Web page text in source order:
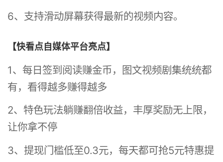
6、支持滑动屏幕获得最新的视频内容。
【快看点自媒体平台亮点】
1、每日签到阅读赚金币，图文视频剧集统统都
有，看得越多赚得越多
2、特色玩法躺赚翻倍收益，丰厚奖励无上限，
让你拿不停
3、提现门槛低至0.3元，每天都可抢5元特惠提